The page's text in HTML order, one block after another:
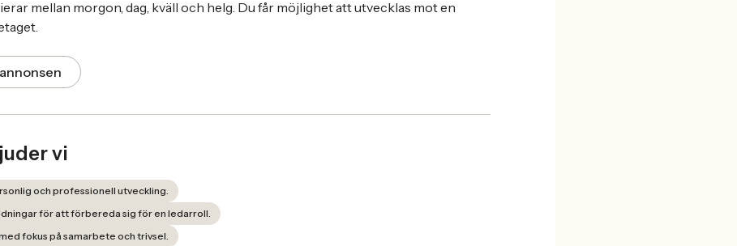
mellan morgon, dag, kväll och helg. Du får möjlighet att utvecklas mot en
vi
och professionell utveckling.
för att förbereda sig för en ledarroll.
fokus på samarbete och trivsel.